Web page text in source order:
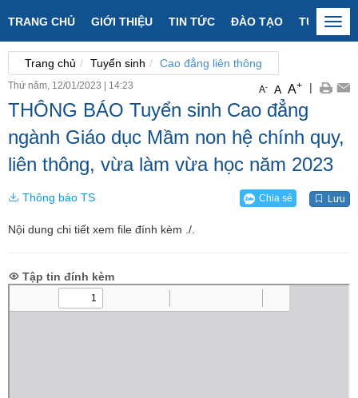
TRANG CHỦ GIỚI THIỆU TIN TỨC ĐÀO TẠO TUYỂN
Trang chủ Tuyển sinh Cao đẳng liên thông
Thứ năm, 12/01/2023 14:23 A- A A+ |
THÔNG BÁO Tuyển sinh Cao đẳng
ngành Giáo dục Mầm non hệ chính quy,
liên thông, vừa làm vừa học năm 2023
Thông báo TS Chia sẻ Lưu
Nội dung chi tiết xem file đính kèm ./.
Tập tin đính kèm